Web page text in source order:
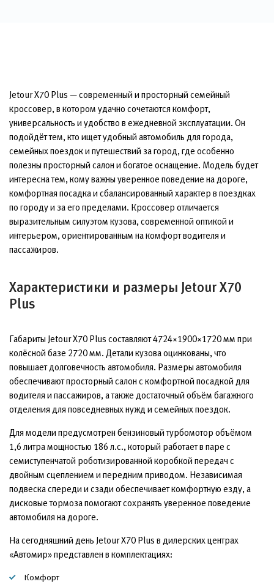
Jetour X70 Plus — современный и просторный семейный
кроссовер, в котором удачно сочетаются комфорт,
универсальность и удобство в ежедневной эксплуатации. Он
подойдёт тем, кто ищет удобный автомобиль для города,
семейных поездок и путешествий за город, где особенно
полезны просторный салон и богатое оснащение. Модель будет
интересна тем, кому важны уверенное поведение на дороге,
комфортная посадка и сбалансированный характер в поездках
по городу и за его пределами. Кроссовер отличается
выразительным силуэтом кузова, современной оптикой и
интерьером, ориентированным на комфорт водителя и
пассажиров.
Характеристики и размеры Jetour X70
Plus
Габариты Jetour X70 Plus составляют 4724×1900×1720 мм при
колёсной базе 2720 мм. Детали кузова оцинкованы, что
повышает долговечность автомобиля. Размеры автомобиля
обеспечивают просторный салон с комфортной посадкой для
водителя и пассажиров, а также достаточный объём багажного
отделения для повседневных нужд и семейных поездок.
Для модели предусмотрен бензиновый турбомотор объёмом
1,6 литра мощностью 186 л.с., который работает в паре с
семиступенчатой роботизированной коробкой передач с
двойным сцеплением и передним приводом. Независимая
подвеска спереди и сзади обеспечивает комфортную езду, а
дисковые тормоза помогают сохранять уверенное поведение
автомобиля на дороге.
На сегодняшний день Jetour X70 Plus в дилерских центрах
«Автомир» представлен в комплектациях:
Комфорт